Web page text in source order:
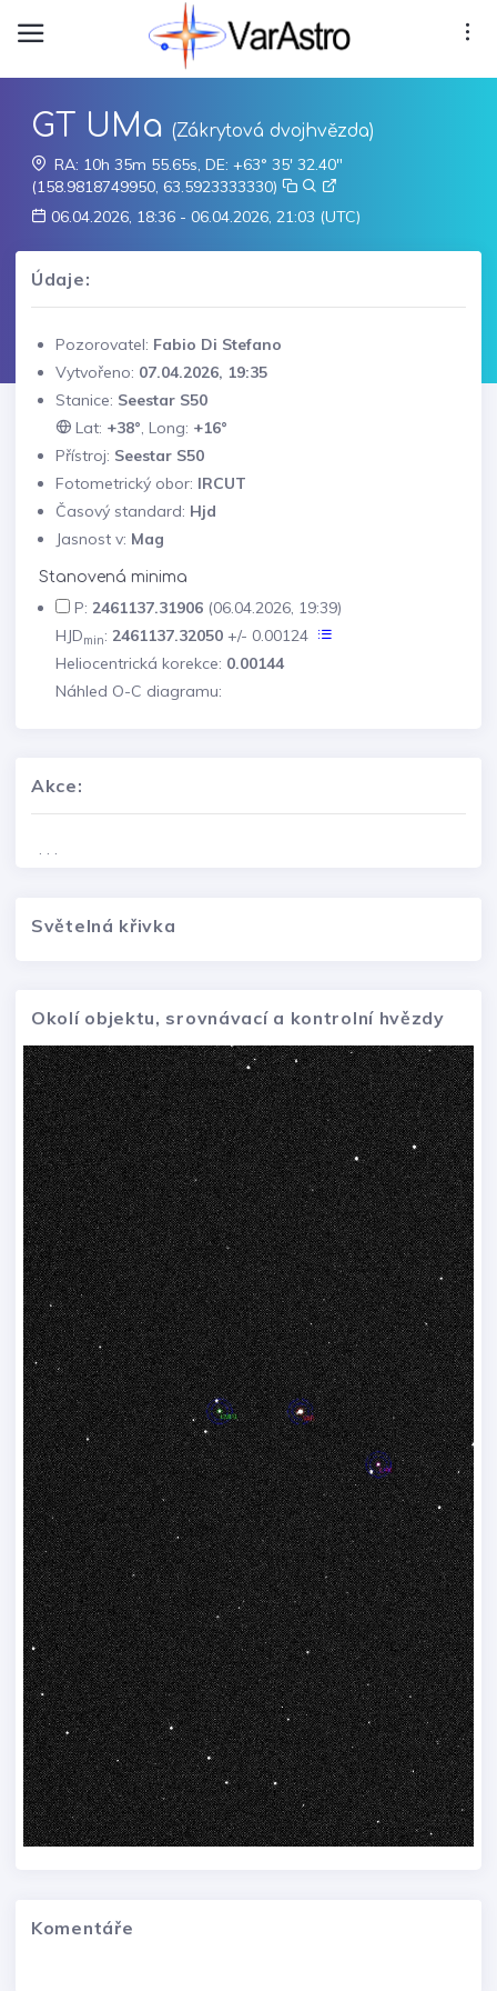
GT UMa (Zákrytová dvojhvězda)
RA: 10h 35m 55.65s, DE: +63° 35' 32.40"
(158.9818749950, 63.5923333330)
06.04.2026, 18:36 - 06.04.2026, 21:03 (UTC)
Údaje:
Pozorovatel: Fabio Di Stefano
Vytvořeno: 07.04.2026, 19:35
Stanice: Seestar S50
Lat: +38°, Long: +16°
Přístroj: Seestar S50
Fotometrický obor: IRCUT
Časový standard: Hjd
Jasnost v: Mag
Stanovená minima
P: 2461137.31906 (06.04.2026, 19:39)
HJDmin: 2461137.32050 +/- 0.00124
Heliocentrická korekce: 0.00144
Náhled O-C diagramu:
Akce:
. . .
Světelná křivka
Okolí objektu, srovnávací a kontrolní hvězdy
Komentáře